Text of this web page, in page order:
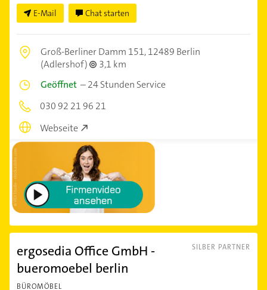
E-Mail Chat starten
Groß-Berliner Damm 151,12489 Berlin
(Adlershof)
3,1 km
Geöffnet –24 Stunden Service
030 92 21 96 21
Webseite
SILBER PARTNER
ergosedia Office GmbH -
bueromoebel berlin
BÜROMÖBEL